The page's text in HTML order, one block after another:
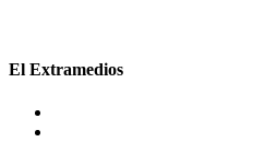
El Extramedios